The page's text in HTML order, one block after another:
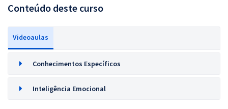
Conteúdo deste curso
Videoaulas
Conhecimentos Específicos
Inteligência Emocional